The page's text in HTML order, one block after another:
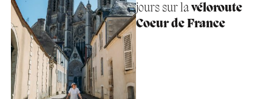
jours sur lavéloroute
Coeur de France